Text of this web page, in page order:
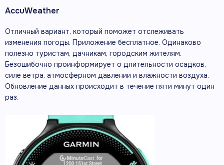
AccuWeather
Отличный вариант, который поможет отслеживать
изменения погоды. Приложение бесплатное. Одинаково
полезно туристам, дачникам, городским жителям.
Безошибочно проинформирует о длительности осадков,
силе ветра, атмосферном давлении и влажности воздуха.
Обновление данных происходит в течение пяти минут один
раз.